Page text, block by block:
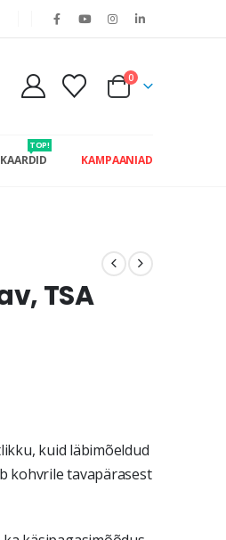
0
TOP!
KAMPAANIAD
TSA
kuid läbimõeldud
kohvrile tavapärasest